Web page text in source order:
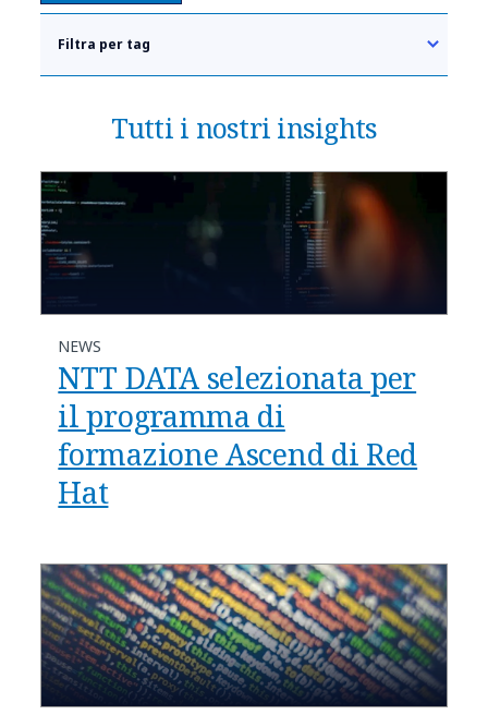
Filtra per tag
Tutti i nostri insights
NEWS
NTT DATA selezionata per
il programma di
formazione Ascend di Red
Hat